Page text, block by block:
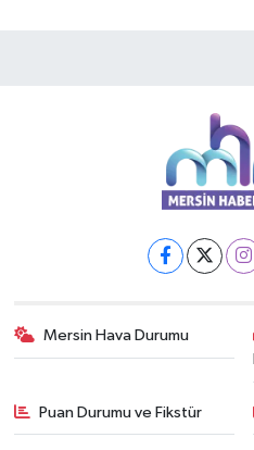
Mersin Hava Durumu
Puan Durumu ve Fikstür